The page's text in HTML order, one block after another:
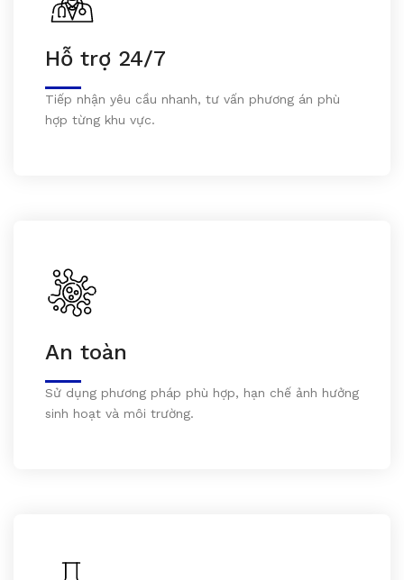
Hỗ trợ 24/7
Tiếp nhận yêu cầu nhanh, tư vấn phương án phù
hợp từng khu vực.
An toàn
Sử dụng phương pháp phù hợp, hạn chế ảnh hưởng
sinh hoạt và môi trường.